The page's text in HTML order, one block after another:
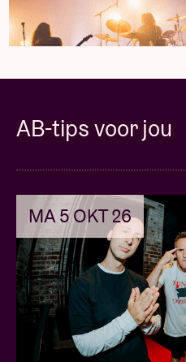
AB-tips voor jou
MA 5 OKT 26